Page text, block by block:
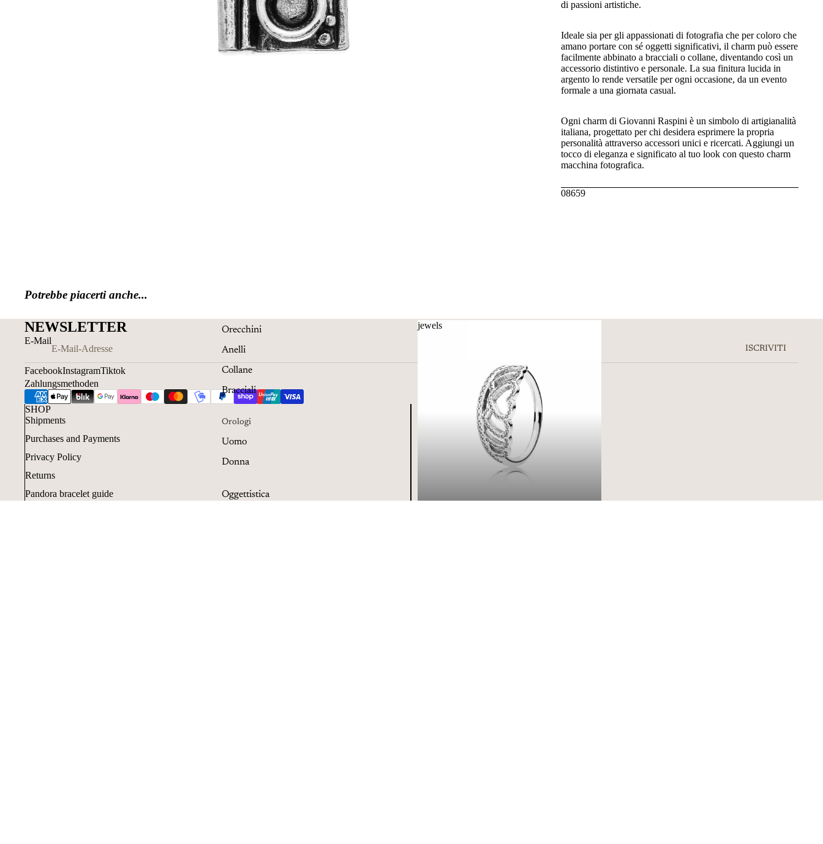
Orecchini
Anelli
Collane
Bracciali
Orologi
Uomo
Donna
Oggettistica
jewels
di passioni artistiche.
Ideale sia per gli appassionati di fotografia che per coloro che
amano portare con sé oggetti significativi, il charm può essere
facilmente abbinato a bracciali o collane, diventando così un
accessorio distintivo e personale. La sua finitura lucida in
argento lo rende versatile per ogni occasione, da un evento
formale a una giornata casual.
Ogni charm di Giovanni Raspini è un simbolo di artigianalità
italiana, progettato per chi desidera esprimere la propria
personalità attraverso accessori unici e ricercati. Aggiungi un
tocco di eleganza e significato al tuo look con questo charm
macchina fotografica.
08659
Potrebbe piacerti anche...
NEWSLETTER
E-Mail
ISCRIVITI
FacebookInstagramTiktok
Zahlungsmethoden
SHOP
Shipments
Purchases and Payments
Privacy Policy
Returns
Pandora bracelet guide